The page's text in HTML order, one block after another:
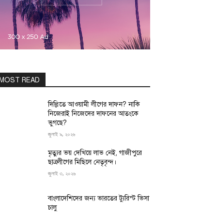
READ
দিল্লিতে আওয়ামী লীগের দাফন? নাকি
নিজেরাই নিজেদের দাফনের আতংকে
ভুগছে?
জুলাই ৯, ২০২৬
মৃত্যুর ভয় দেখিয়ে লাভ নেই, গাজীপুরে
ছাত্রলীগের মিছিলে নেতৃবৃন্দ।
জুলাই ৩, ২০২৬
বাংলাদেশিদের জন্য ভারতের ট্যুরিস্ট ভিসা
চালু